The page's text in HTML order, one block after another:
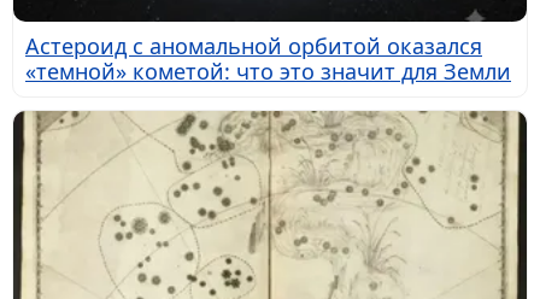
Астероид с аномальной орбитой оказался
«темной» кометой: что это значит для Земли